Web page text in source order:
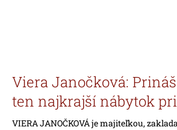
Viera Janočková:
ten najkrajší nábytok
VIERA JANOČKOVÁ je majiteľkou,